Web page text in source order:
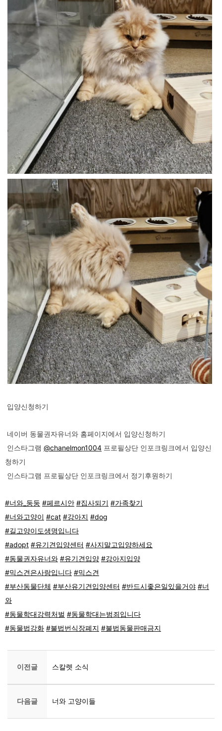
입양신청하기
네이버 동물권자유너와 홈페이지에서 입양신청하기
인스타그램 @chanelmon1004 프로필상단 인포크링크에서 입양신
청하기
인스타그램 프로필상단 인포크링크에서 정기후원하기
#너와_둥둥 #페르시안 #집사되기 #가족찾기
#너와고양이 #cat #강아지 #dog
#길고양이도생명입니다
#adopt #유기견입양센터 #사지말고입양하세요
#동물권자유너와 #유기견입양 #강아지입양
#믹스견은사랑입니다 #믹스견
#부산동물단체 #부산유기견입양센터 #반드시좋은일있을거야 #너
와
#동물학대강력처벌 #동물학대는범죄입니다
#동물법강화 #불법번식장폐지 #불법동물판매금지
이전글 스칼렛 소식
다음글 너와 고양이들